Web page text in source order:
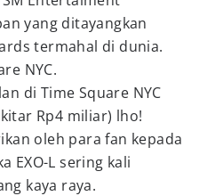
yang ditayangkan
termahal di dunia.
NYC.
di Time Square NYC
Rp4 miliar) lho!
oleh para fan kepada
EXO-L sering kali
kaya raya.